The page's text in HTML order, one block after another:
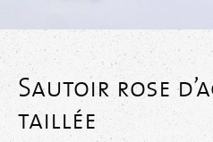
Sautoir rose
taillée